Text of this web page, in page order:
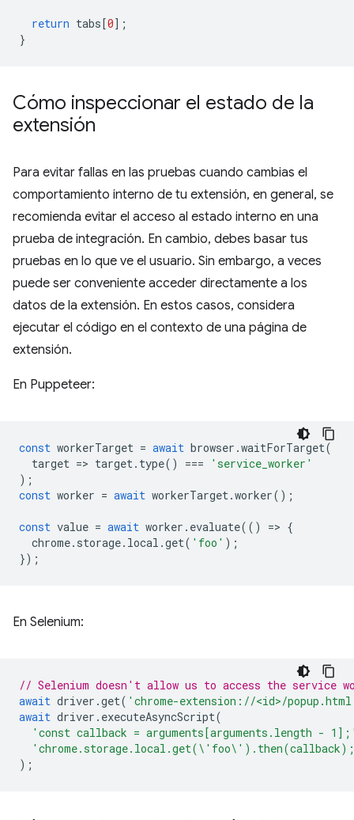
return tabs[0];
}
Cómo inspeccionar el estado de la
extensión
Para evitar fallas en las pruebas cuando cambias el
comportamiento interno de tu extensión, en general, se
recomienda evitar el acceso al estado interno en una
prueba de integración. En cambio, debes basar tus
pruebas en lo que ve el usuario. Sin embargo, a veces
puede ser conveniente acceder directamente a los
datos de la extensión. En estos casos, considera
ejecutar el código en el contexto de una página de
extensión.
En Puppeteer:
const workerTarget = await browser .waitForTarget(
target => target. type() ===
'service_worker'
);
const worker = await workerTarget.worker();
const value = await worker . evaluate(() => {
chrome. storage. local .get( 'foo' );
});
En Selenium:
// Selenium doesn't allow us to access the service
await driver .get( 'chrome-extension://<id>/
await driver . executeAsyncScript(
'const callback = arguments[arguments.length -
);